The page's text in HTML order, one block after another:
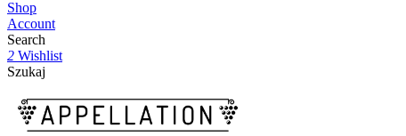
Shop
Account
Search
2 Wishlist
Szukaj